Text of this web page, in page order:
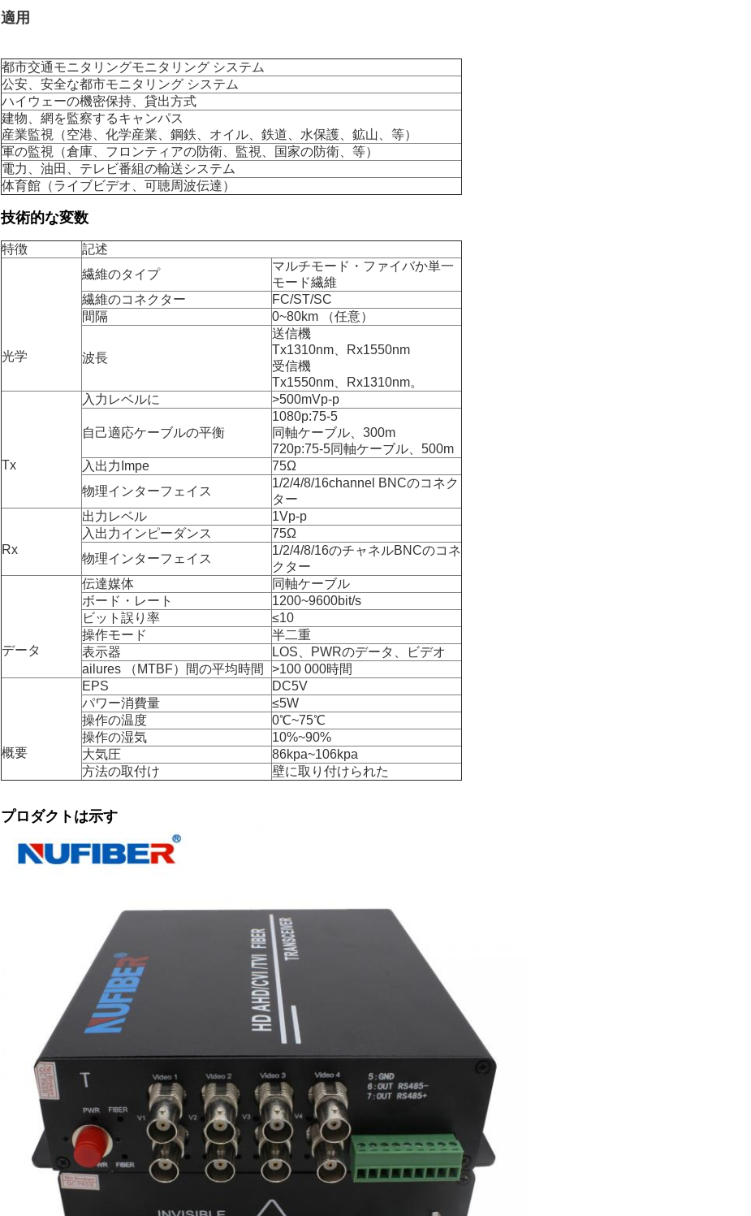
適用
都市交通モニタリングモニタリング システム
公安、安全な都市モニタリング システム
ハイウェーの機密保持、貸出方式
建物、網を監察するキャンパス
産業監視（空港、化学産業、鋼鉄、オイル、鉄道、水保護、鉱山、等）
軍の監視（倉庫、フロンティアの防衛、監視、国家の防衛、等）
電力、油田、テレビ番組の輸送システム
体育館（ライブビデオ、可聴周波伝達）
技術的な変数
特徴 記述
光学
繊維のタイプ
マルチモード・ファイバか単一
モード繊維
繊維のコネクター
FC/ST/SC
間隔
0~80km （任意）
波長
送信機
Tx1310nm、Rx1550nm
受信機
Tx1550nm、Rx1310nm。
Tx
入力レベルに >500mVp-p
自己適応ケーブルの平衡
1080p:75-5
同軸ケーブル、300m
720p:75-5同軸ケーブル、500m
入出力Impe
75Ω
物理インターフェイス
1/2/4/8/16channel BNCのコネク
ター
Rx
出力レベル
1Vp-p
入出力インピーダンス
75Ω
物理インターフェイス
1/2/4/8/16のチャネルBNCのコネ
クター
データ
伝達媒体
同軸ケーブル
ボード・レート
1200~9600bit/s
ビット誤り率
≤10
操作モード
半二重
表示器
LOS、PWRのデータ、ビデオ
ailures （MTBF）間の平均時間
>100 000時間
概要
EPS
DC5V
パワー消費量
≤5W
操作の温度
0℃~75℃
操作の湿気
10%~90%
大気圧
86kpa~106kpa
方法の取付け
壁に取り付けられた
プロダクトは示す